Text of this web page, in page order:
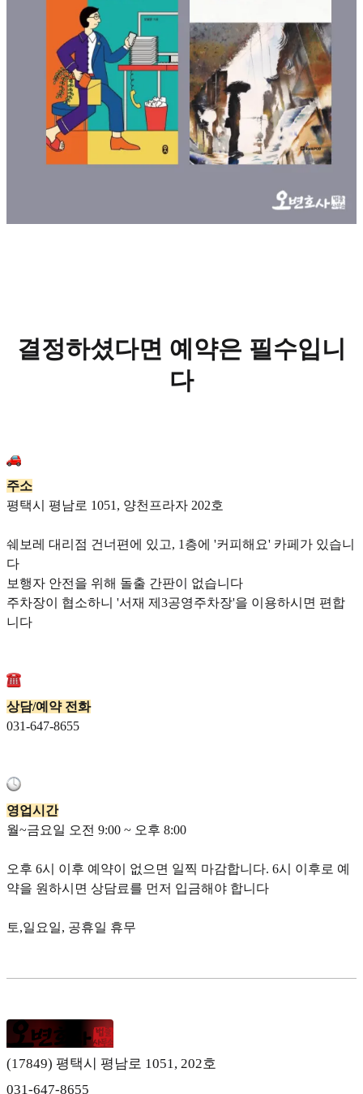
결정하셨다면 예약은 필수입니
다
주소
평택시 평남로 1051, 양천프라자 202호
쉐보레 대리점 건너편에 있고, 1층에 '커피해요' 카페가 있습니
다
보행자 안전을 위해 돌출 간판이 없습니다
주차장이 협소하니 '서재 제3공영주차장'을 이용하시면 편합
니다
상담/예약 전화
031-647-8655
영업시간
월~금요일 오전 9:00 ~ 오후 8:00
오후 6시 이후 예약이 없으면 일찍 마감합니다. 6시 이후로 예
약을 원하시면 상담료를 먼저 입금해야 합니다
토,일요일, 공휴일 휴무
(17849) 평택시 평남로 1051, 202호
031-647-8655